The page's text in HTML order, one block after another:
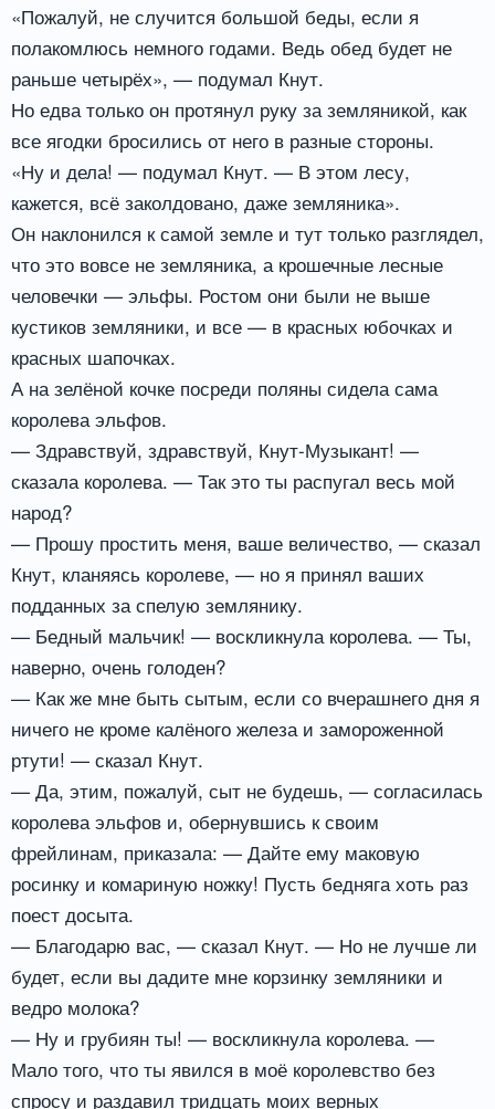
«Пожалуй, не случится большой беды, если я
полакомлюсь немного годами. Ведь обед будет не
раньше четырёх», — подумал Кнут.
Но едва только он протянул руку за земляникой, как
все ягодки бросились от него в разные стороны.
«Ну и дела! — подумал Кнут. — В этом лесу,
кажется, всё заколдовано, даже земляника».
Он наклонился к самой земле и тут только разглядел,
что это вовсе не земляника, а крошечные лесные
человечки — эльфы. Ростом они были не выше
кустиков земляники, и все — в красных юбочках и
красных шапочках.
А на зелёной кочке посреди поляны сидела сама
королева эльфов.
— Здравствуй, здравствуй, Кнут-Музыкант! —
сказала королева. — Так это ты распугал весь мой
народ?
— Прошу простить меня, ваше величество, — сказал
Кнут, кланяясь королеве, — но я принял ваших
подданных за спелую землянику.
— Бедный мальчик! — воскликнула королева. — Ты,
наверно, очень голоден?
— Как же мне быть сытым, если со вчерашнего дня я
ничего не кроме калёного железа и замороженной
ртути! — сказал Кнут.
— Да, этим, пожалуй, сыт не будешь, — согласилась
королева эльфов и, обернувшись к своим
фрейлинам, приказала: — Дайте ему маковую
росинку и комариную ножку! Пусть бедняга хоть раз
поест досыта.
— Благодарю вас, — сказал Кнут. — Но не лучше ли
будет, если вы дадите мне корзинку земляники и
ведро молока?
— Ну и грубиян ты! — воскликнула королева. —
Мало того, что ты явился в моё королевство без
спросу и раздавил тридцать моих верных